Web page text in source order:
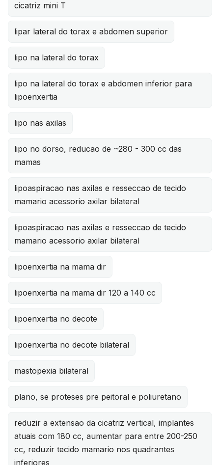
cicatriz mini T
lipar lateral do torax e abdomen superior
lipo na lateral do torax
lipo na lateral do torax e abdomen inferior para
lipoenxertia
lipo nas axilas
lipo no dorso, reducao de ~280 - 300 cc das
mamas
lipoaspiracao nas axilas e resseccao de tecido
mamario acessorio axilar bilateral
lipoaspiracao nas axilas e resseccao de tecido
mamario acessorio axilar bilateral
lipoenxertia na mama dir
lipoenxertia na mama dir 120 a 140 cc
lipoenxertia no decote
lipoenxertia no decote bilateral
mastopexia bilateral
plano, se proteses pre peitoral e poliuretano
reduzir a extensao da cicatriz vertical, implantes
atuais com 180 cc, aumentar para entre 200-250
cc, reduzir tecido mamario nos quadrantes
inferiores